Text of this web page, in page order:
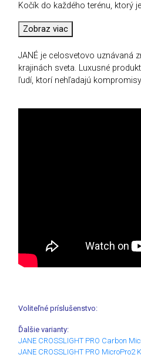
Kočík do každého terénu, ktorý
Zobraz viac
JANÉ je celosvetovo uznávaná
krajinách sveta. Luxusné
ľudí, ktorí nehľadajú
Voliteľné príslušenstvo:
Ďalšie varianty:
JANE CROSSLIGHT PRO Carbon
JANE CROSSLIGHT PRO MicroPro2